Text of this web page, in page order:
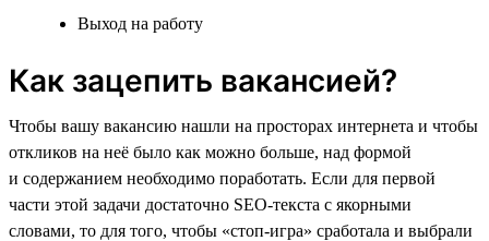
Выход на работу
Как зацепить вакансией?
Чтобы вашу вакансию нашли на просторах интернета и чтобы
откликов на неё было как можно больше, над формой
и содержанием необходимо поработать. Если для первой
части этой задачи достаточно SEO-текста с якорными
словами, то для того, чтобы «стоп-игра» сработала и выбрали